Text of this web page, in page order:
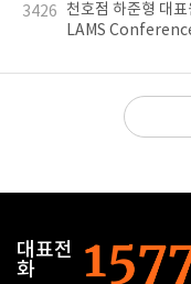
3426
천호점 하준형 대
LAMS Conference
대표전
화